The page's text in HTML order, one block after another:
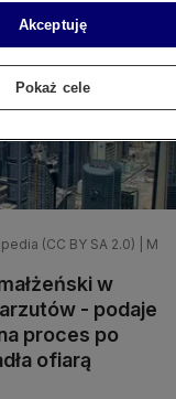
(CC BY SA 2.0) |
w
- podaje
proces po
ofiarą
Akceptuję
Pokaż cele